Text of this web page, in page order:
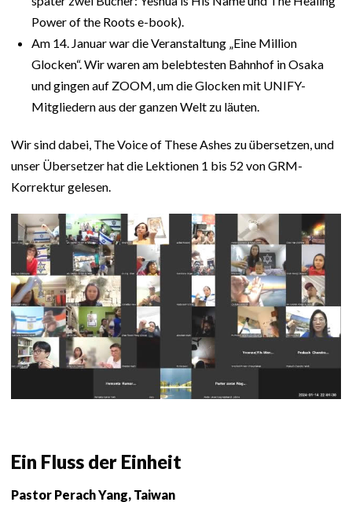
Power of the Roots e-book).
Am 14. Januar war die Veranstaltung „Eine Million
Glocken“. Wir waren am belebtesten Bahnhof in Osaka
und gingen auf ZOOM, um die Glocken mit UNIFY-
Mitgliedern aus der ganzen Welt zu läuten.
Wir sind dabei, The Voice of These Ashes zu übersetzen, und
unser Übersetzer hat die Lektionen 1 bis 52 von GRM-
Korrektur gelesen.
Ein Fluss der Einheit
Pastor Perach Yang, Taiwan